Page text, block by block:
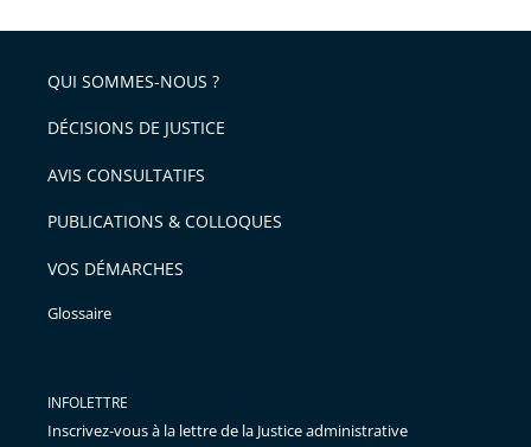
QUI SOMMES-NOUS ?
DÉCISIONS DE JUSTICE
AVIS CONSULTATIFS
PUBLICATIONS & COLLOQUES
VOS DÉMARCHES
Glossaire
INFOLETTRE
Inscrivez-vous à la lettre de la Justice administrative